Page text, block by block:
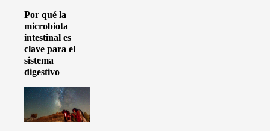
Por qué la
microbiota
intestinal es
clave para el
sistema
digestivo